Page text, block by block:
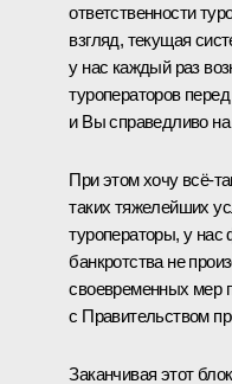
ответственности
взгляд, текущая
у нас каждый раз
туроператоров
и Вы справедливо
При этом хочу всё-
таких тяжелейших
туроператоры, у нас
банкротства не
своевременных мер
с Правительством
Заканчивая этот